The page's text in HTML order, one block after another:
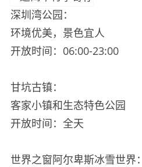
深圳湾公园：
环境优美，景色宜人
开放时间：06:00-23:00
甘坑古镇：
客家小镇和生态特色公园
开放时间：全天
世界之窗阿尔卑斯冰雪世界：